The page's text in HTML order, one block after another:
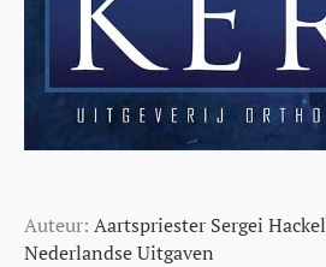
Auteur: Aartspriester Sergei Hackel
Nederlandse Uitgaven